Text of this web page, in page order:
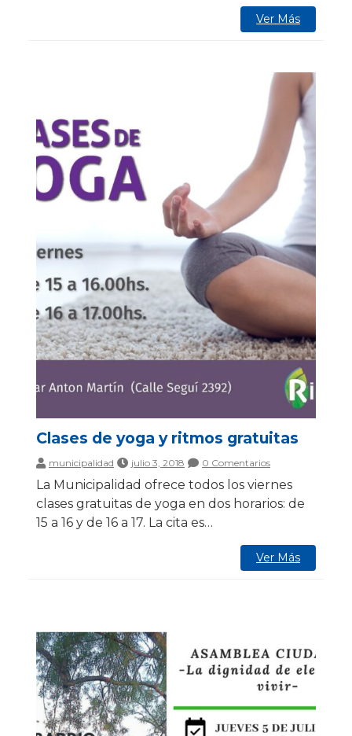
Ver Más
Clases de yoga y ritmos gratuitas
municipalidad julio 3, 2018 0 Comentarios
La Municipalidad ofrece todos los viernes
clases gratuitas de yoga en dos horarios: de
15 a 16 y de 16 a 17. La cita es…
Ver Más